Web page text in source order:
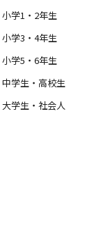
小学1・2年生
小学3・4年生
小学5・6年生
中学生・高校生
大学生・社会人